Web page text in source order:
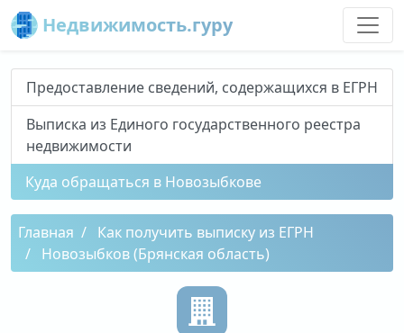
Недвижимость.гуру
Предоставление сведений, содержащихся в ЕГРН
Выписка из Единого государственного реестра
недвижимости
Куда обращаться в Новозыбкове
Главная
Как получить выписку из ЕГРН
Новозыбков (Брянская область)